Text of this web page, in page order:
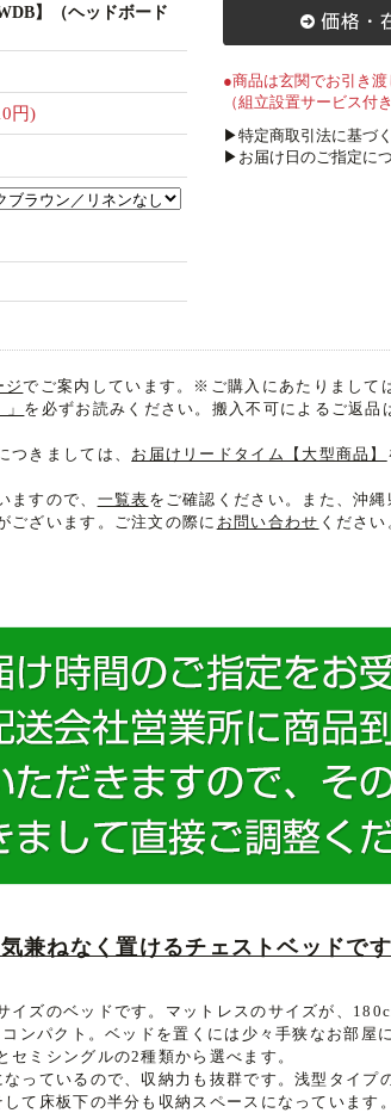
】（ヘッドボード
円)
●商品は玄関でお引き渡
（組立設置サービス付
▶特定商取引法に基づ
▶お届け日のご指定に
ジでご案内しています。※ご購入にあたりまして
を必ずお読みください。搬入不可によるご返品
きましては、 お届けリードタイム【大型商品】
すので、 一覧表 をご確認ください。また、沖
ございます。ご注文の際に お問い合わせ ください
兼ねなく置けるチェストベッドです
イズのベッドです。マットレスのサイズが、
ンパクト。ベッドを置くには少々手狭なお部屋
セミシングルの2種類から選べます。
っているので、収納力も抜群です。浅型タイプ
て床板下の半分も収納スペースになっています。